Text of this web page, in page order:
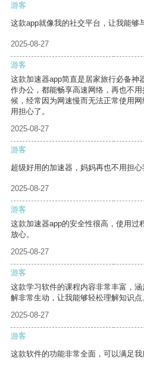
游客
这款app就像我的社交平台，让我能够
2025-08-27
游客
这款加速器app简直是居家旅行必备神
作办公，都能畅享高速网络，再也不
候，经常因为网速慢而无法正常使用
用担心了。
2025-08-27
游客
超级好用的加速器，妈妈再也不用担心
2025-08-27
游客
这款加速器app的安全性很高，使用过
放心。
2025-08-27
游客
这款学习软件的课程内容非常丰富，
解非常生动，让我能够轻松理解知识点
2025-08-27
游客
这款软件的功能非常全面，可以满足我